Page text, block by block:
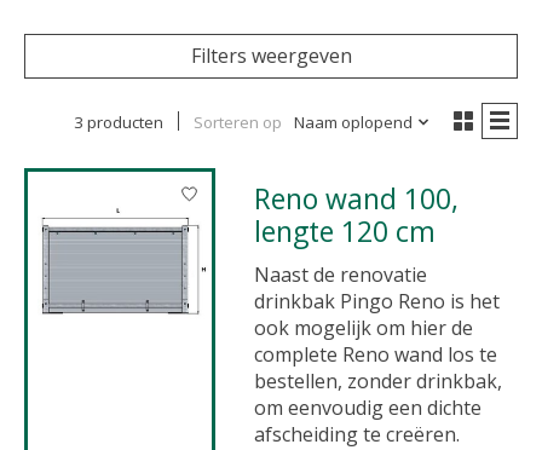
Filters weergeven
3 producten Sorteren op Naam oplopend
Reno wand 100,
lengte 120 cm
Naast de renovatie
drinkbak Pingo Reno is het
ook mogelijk om hier de
complete Reno wand los te
bestellen, zonder drinkbak,
om eenvoudig een dichte
afscheiding te creëren.